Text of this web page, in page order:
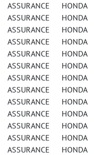
ASSURANCE
ASSURANCE
ASSURANCE
ASSURANCE
ASSURANCE
ASSURANCE
ASSURANCE
ASSURANCE
ASSURANCE
ASSURANCE
ASSURANCE
ASSURANCE
ASSURANCE